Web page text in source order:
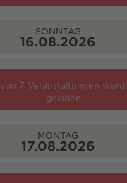
SONNTAG
16.08.2026
von 7 Veranstaltungen
geladen
MONTAG
17.08.2026